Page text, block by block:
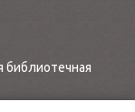
библиотечная